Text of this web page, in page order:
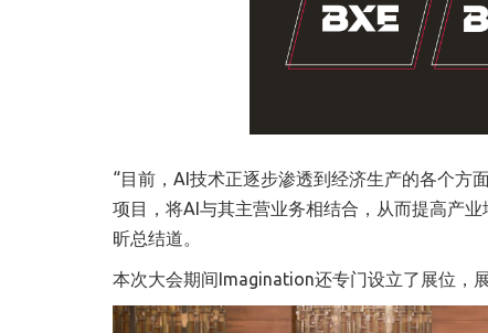
“目前，AI技术正逐步渗透到经济生产的各个方
项目，将AI与其主营业务相结合，从而提高产
昕总结道。
本次大会期间Imagination还专门设立了展位，